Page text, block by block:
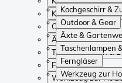
Kochgeschirr &
Outdoor & Gear
Äxte &
Taschenlampen
Ferngläser
Werkzeug zur
Kochgeschirr &
Outdoor & Gear
Äxte &
Taschenlampen &
Ferngläser
Werkzeug zur